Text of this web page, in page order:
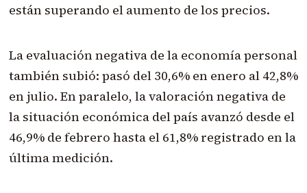
están superando el aumento de los precios.
La evaluación negativa de la economía personal
también subió: pasó del 30,6% en enero al 42,8%
en julio. En paralelo, la valoración negativa de
la situación económica del país avanzó desde el
46,9% de febrero hasta el 61,8% registrado en la
última medición.